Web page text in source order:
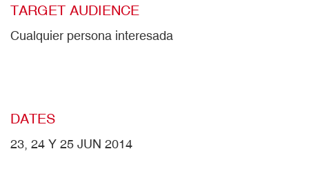
TARGET AUDIENCE
Cualquier persona interesada
DATES
23, 24 Y 25 JUN 2014